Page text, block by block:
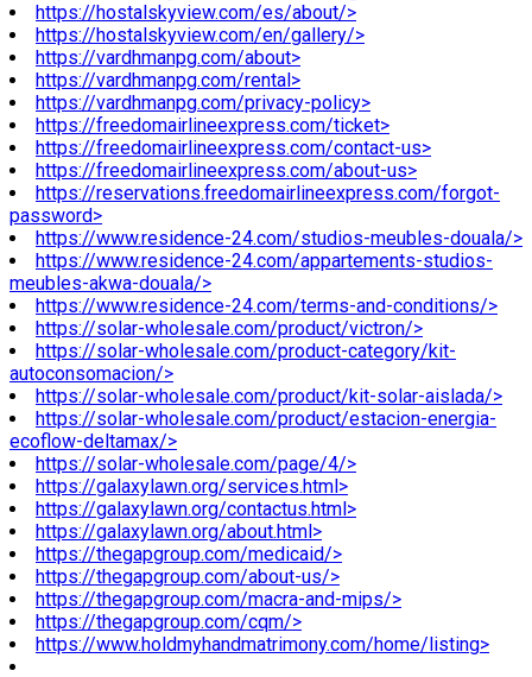
https://hostalskyview.com/es/about/>
https://hostalskyview.com/en/gallery/>
https://vardhmanpg.com/about>
https://vardhmanpg.com/rental>
https://vardhmanpg.com/privacy-policy>
https://freedomairlineexpress.com/ticket>
https://freedomairlineexpress.com/contact-us>
https://freedomairlineexpress.com/about-us>
https://reservations.freedomairlineexpress.com/forgot-
password>
https://www.residence-24.com/studios-meubles-douala/>
https://www.residence-24.com/appartements-studios-
meubles-akwa-douala/>
https://www.residence-24.com/terms-and-conditions/>
https://solar-wholesale.com/product/victron/>
https://solar-wholesale.com/product-category/kit-
autoconsomacion/>
https://solar-wholesale.com/product/kit-solar-aislada/>
https://solar-wholesale.com/product/estacion-energia-
ecoflow-deltamax/>
https://solar-wholesale.com/page/4/>
https://galaxylawn.org/services.html>
https://galaxylawn.org/contactus.html>
https://galaxylawn.org/about.html>
https://thegapgroup.com/medicaid/>
https://thegapgroup.com/about-us/>
https://thegapgroup.com/macra-and-mips/>
https://thegapgroup.com/cqm/>
https://www.holdmyhandmatrimony.com/home/listing>